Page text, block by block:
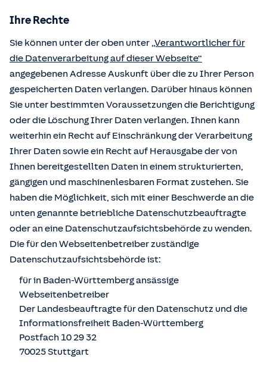
Ihre Rechte
Sie können unter der oben unter „Verantwortlicher für
die Datenverarbeitung auf dieser Webseite“
angegebenen Adresse Auskunft über die zu Ihrer Person
gespeicherten Daten verlangen. Darüber hinaus können
Sie unter bestimmten Voraussetzungen die Berichtigung
oder die Löschung Ihrer Daten verlangen. Ihnen kann
weiterhin ein Recht auf Einschränkung der Verarbeitung
Ihrer Daten sowie ein Recht auf Herausgabe der von
Ihnen bereitgestellten Daten in einem strukturierten,
gängigen und maschinenlesbaren Format zustehen. Sie
haben die Möglichkeit, sich mit einer Beschwerde an die
unten genannte betriebliche Datenschutzbeauftragte
oder an eine Datenschutzaufsichtsbehörde zu wenden.
Die für den Webseitenbetreiber zuständige
Datenschutzaufsichtsbehörde ist:
für in Baden-Württemberg ansässige
Webseitenbetreiber
Der Landesbeauftragte für den Datenschutz und die
Informationsfreiheit Baden-Württemberg
Postfach 10 29 32
70025 Stuttgart